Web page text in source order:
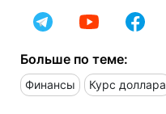
Больше по теме:
Финансы Курс доллара